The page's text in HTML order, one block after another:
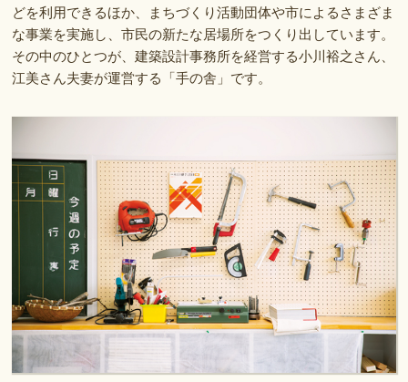
どを利用できるほか、まちづくり活動団体や市によるさまざま
な事業を実施し、市民の新たな居場所をつくり出しています。
その中のひとつが、建築設計事務所を経営する小川裕之さん、
江美さん夫妻が運営する「手の舎」です。